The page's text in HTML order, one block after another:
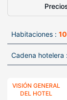
Habitaciones :
Cadena hotelera :
VISIÓN GENERAL
DEL HOTEL